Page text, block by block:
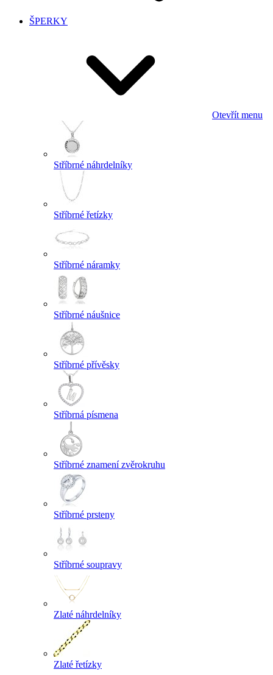
ŠPERKY
Otevřít menu
Stříbrné náhrdelníky
Stříbrné řetízky
Stříbrné náramky
Stříbrné náušnice
Stříbrné přívěsky
Stříbrná písmena
Stříbrné znamení zvěrokruhu
Stříbrné prsteny
Stříbrné soupravy
Zlaté náhrdelníky
Zlaté řetízky